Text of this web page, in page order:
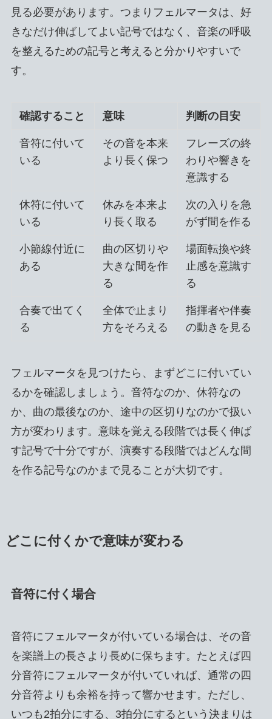
見る必要があります。つまりフェルマータは、好
きなだけ伸ばしてよい記号ではなく、音楽の呼吸
を整えるための記号と考えると分かりやすいで
す。
確認すること 意味 判断の目安
音符に付いて
いる
その音を本来
より長く保つ
フレーズの終
わりや響きを
意識する
休符に付いて
いる
休みを本来よ
り長く取る
次の入りを急
がず間を作る
小節線付近に
ある
曲の区切りや
大きな間を作
る
場面転換や終
止感を意識す
る
合奏で出てく
る
全体で止まり
方をそろえる
指揮者や伴奏
の動きを見る
フェルマータを見つけたら、まずどこに付いてい
るかを確認しましょう。音符なのか、休符なの
か、曲の最後なのか、途中の区切りなのかで扱い
方が変わります。意味を覚える段階では長く伸ば
す記号で十分ですが、演奏する段階ではどんな間
を作る記号なのかまで見ることが大切です。
どこに付くかで意味が変わる
音符に付く場合
音符にフェルマータが付いている場合は、その音
を楽譜上の長さより長めに保ちます。たとえば四
分音符にフェルマータが付いていれば、通常の四
分音符よりも余裕を持って響かせます。ただし、
いつも2拍分にする、3拍分にするという決まりは